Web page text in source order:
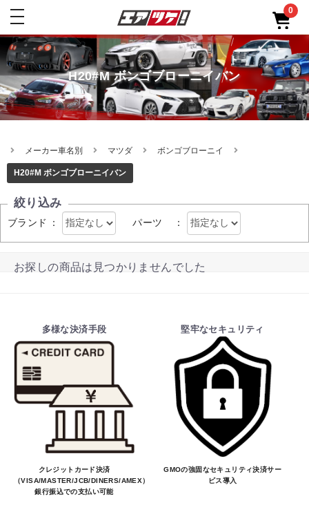
toggle
0
H20#M ボンゴブローニイバン
メーカー車名別 マツダ ボンゴブローニイ
H20#M ボンゴブローニイバン
絞り込み
ブランド ： パーツ ：
お探しの商品は見つかりませんでした
多様な決済手段
クレジットカード決済
（VISA/MASTER/JCB/DINERS/AMEX）、
銀行振込での支払い可能
堅牢なセキュリティ
GMOの強固なセキュリティ決済サー
ビス導入